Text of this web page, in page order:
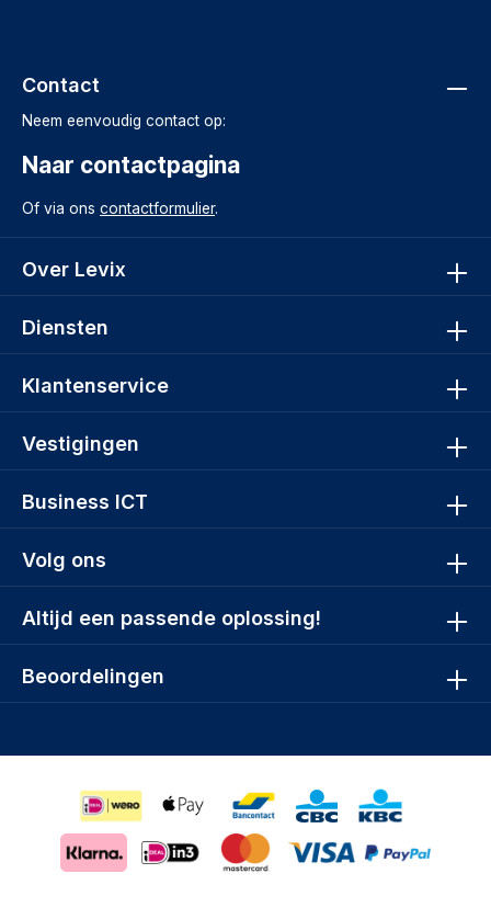
Volg ons
Altijd een passende oplossing!
Contact
Neem eenvoudig contact op:
Naar contactpagina
Of via ons contactformulier.
Over Levix
Diensten
Klantenservice
Vestigingen
Business ICT
Beoordelingen